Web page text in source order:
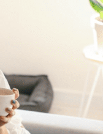
pradinis puslapis